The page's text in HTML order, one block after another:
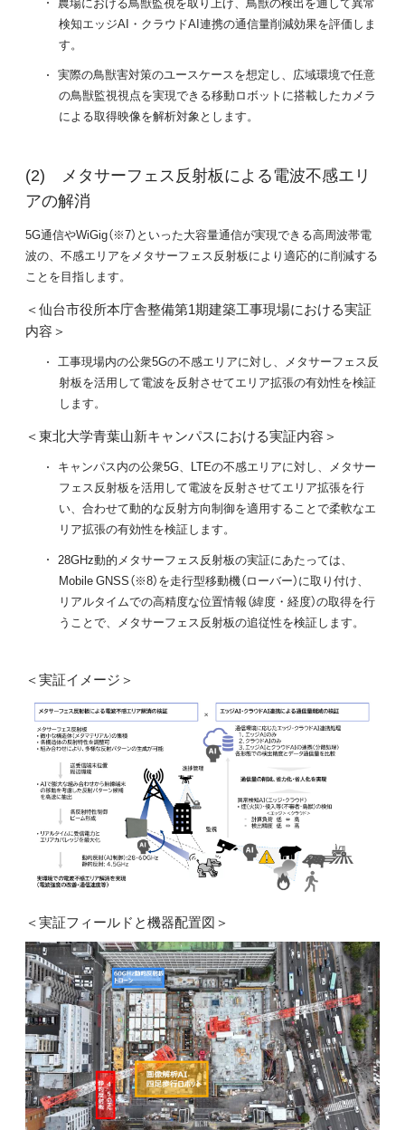
検知エッジAI・クラウドAI連携の通信量削減効果を評価しま
す。
実際の鳥獣害対策のユースケースを想定し、広域環境で任意
の鳥獣監視視点を実現できる移動ロボットに搭載したカメラ
による取得映像を解析対象とします。
メタサーフェス反射板による電波不感エリ
アの解消
5G通信やWiGig（※7）といった大容量通信が実現できる高周波帯電
波の、不感エリアをメタサーフェス反射板により適応的に削減する
ことを目指します。
＜仙台市役所本庁舎整備第1期建築工事現場における実証
内容＞
工事現場内の公衆5Gの不感エリアに対し、メタサーフェス反
射板を活用して電波を反射させてエリア拡張の有効性を検証
します。
＜東北大学青葉山新キャンパスにおける実証内容＞
キャンパス内の公衆5G、LTEの不感エリアに対し、メタサー
フェス反射板を活用して電波を反射させてエリア拡張を行
い、合わせて動的な反射方向制御を適用することで柔軟なエ
リア拡張の有効性を検証します。
28GHz動的メタサーフェス反射板の実証にあたっては、
Mobile GNSS（※8）を走行型移動機（ローバー）に取り付け、
リアルタイムでの高精度な位置情報（緯度・経度）の取得を行
うことで、メタサーフェス反射板の追従性を検証します。
＜実証イメージ＞
＜実証フィールドと機器配置図＞